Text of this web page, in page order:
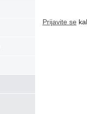
Prijavite se